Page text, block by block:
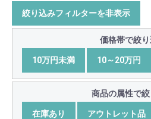
絞り込みフィルターを非表示
価格帯で絞
10万円未満 10～20万円
商品の属性で
在庫あり アウトレット品